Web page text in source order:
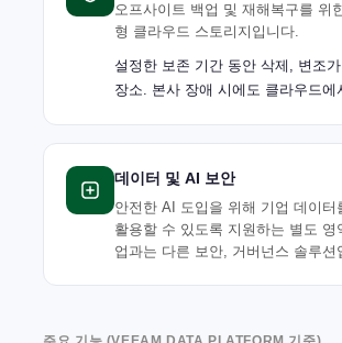
오프사이트 백업 및 재해복구를 위
형 클라우드 스토리지입니다.
설정한 보존 기간 동안 삭제, 변조
장소. 본사 장애 시에도 클라우드에
데이터 및 AI 보안
안전한 AI 도입을 위해 기업 데이터
활용할 수 있도록 지원하는 별도 영
업과는 다른 보안, 거버넌스 솔루션